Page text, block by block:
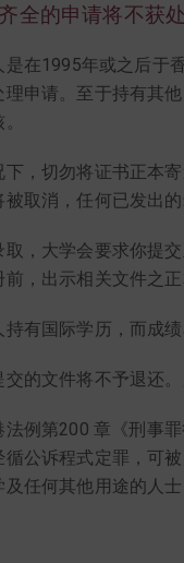
全的申请将不获处
是在1995年或之后于
理申请。至于持有其
下，切勿将证书正本
被取消，任何已发出的
取，大学会要求你提
前，出示相关文件之正
持有国际学历，而成
交的文件将不予退还
法例第200 章《刑事
循公诉程式定罪，可
及任何其他用途的人